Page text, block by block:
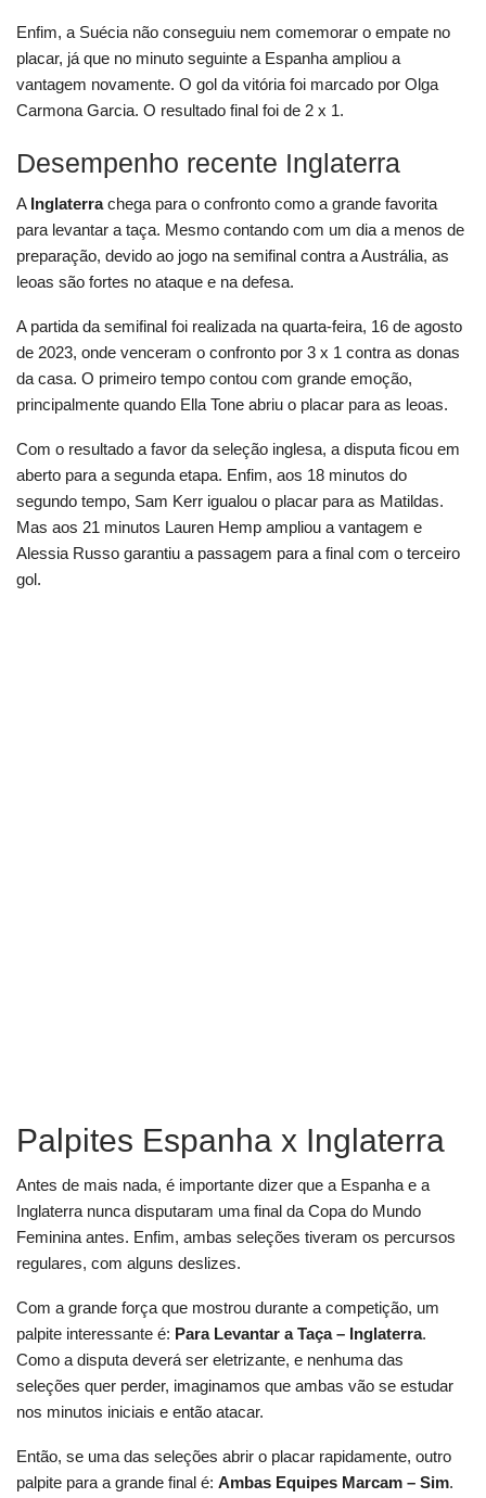
Enfim, a Suécia não conseguiu nem comemorar o empate no
placar, já que no minuto seguinte a Espanha ampliou a
vantagem novamente. O gol da vitória foi marcado por Olga
Carmona Garcia. O resultado final foi de 2 x 1.
Desempenho recente Inglaterra
A Inglaterrachega para o confronto como a grande favorita
para levantar a taça. Mesmo contando com um dia a menos de
preparação, devido ao jogo na semifinal contra a Austrália, as
leoas são fortes no ataque e na defesa.
A partida da semifinal foi realizada na quarta-feira, 16 de agosto
de 2023, onde venceram o confronto por 3 x 1 contra as donas
da casa. O primeiro tempo contou com grande emoção,
principalmente quando Ella Tone abriu o placar para as leoas.
Com o resultado a favor da seleção inglesa, a disputa ficou em
aberto para a segunda etapa. Enfim, aos 18 minutos do
segundo tempo, Sam Kerr igualou o placar para as Matildas.
Mas aos 21 minutos Lauren Hemp ampliou a vantagem e
Alessia Russo garantiu a passagem para a final com o terceiro
gol.
Palpites Espanha x Inglaterra
Antes de mais nada, é importante dizer que a Espanha e a
Inglaterra nunca disputaram uma final da Copa do Mundo
Feminina antes. Enfim, ambas seleções tiveram os percursos
regulares, com alguns deslizes.
Com a grande força que mostrou durante a competição, um
palpite interessante é: Para Levantar a Taça – Inglaterra.
Como a disputa deverá ser eletrizante, e nenhuma das
seleções quer perder, imaginamos que ambas vão se estudar
nos minutos iniciais e então atacar.
Então, se uma das seleções abrir o placar rapidamente, outro
palpite para a grande final é: Ambas Equipes Marcam – Sim.